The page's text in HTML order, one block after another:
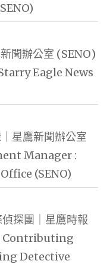
聞辦公室 (SENO)
Eagle News
星鷹新聞辦公室
Manager :
(SENO)
探團｜星鷹時報
Contributing
Detective